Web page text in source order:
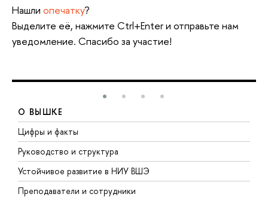
Нашли опечатку?
Выделите её, нажмите Ctrl+Enter и отправьте нам
уведомление. Спасибо за участие!
О ВЫШКЕ
Цифры и факты
Руководство и структура
Устойчивое развитие в НИУ ВШЭ
Преподаватели и сотрудники